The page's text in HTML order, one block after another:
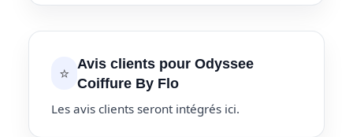
⭐ Avis clients pour Odyssee
Coiffure By Flo
Les avis clients seront intégrés ici.